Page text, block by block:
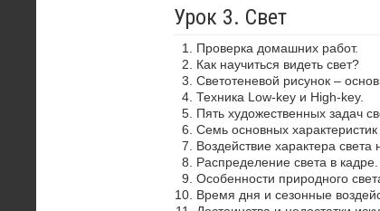
Урок 3. Свет
Проверка домашних работ.
Как научиться видеть свет?
Светотеневой рисунок –
Техника Low-key и High-key.
Пять художественных задач
Семь основных характеристик
Воздействие характера света
Распределение света в
Особенности природного
Время дня и сезонные